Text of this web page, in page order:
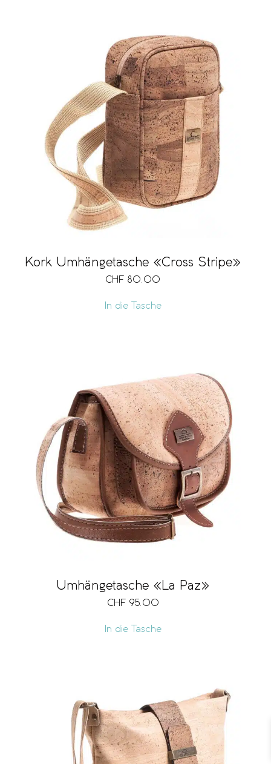
Kork Umhängetasche «Cross Stripe»
CHF 80.00
In die Tasche
Umhängetasche «La Paz»
CHF 95.00
In die Tasche